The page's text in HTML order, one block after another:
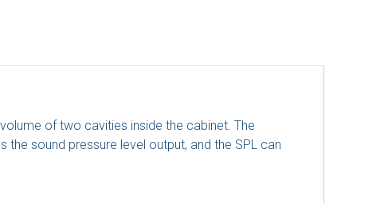
of two cavities inside the cabinet. The
sound pressure level output, and the SPL can